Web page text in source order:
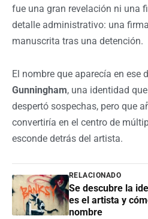
fue una gran revelación ni una
detalle administrativo: una
manuscrita tras una detención.
El nombre que aparecía en ese
Gunningham, una identidad
despertó sospechas, pero que
convertiría en el centro de
esconde detrás del artista.
RELACIONADO
Se descubre la
es el artista y
nombre